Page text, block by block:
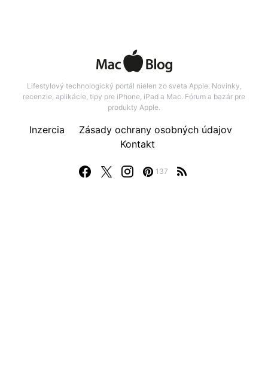
Lifestylový technologický portál nielen zo sveta Apple. Novinky,
recenzie, aplikácie, tipy pre iPhone, iPad a Mac. Fórum a bazár pre
produkty Apple.
137
Inzercia
Zásady ochrany osobných údajov
Kontakt